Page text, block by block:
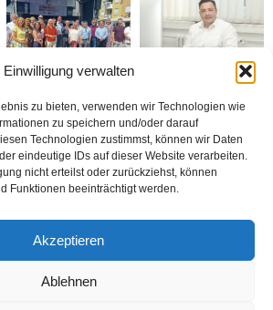
Einwilligung verwalten
zu bieten, verwenden wir Technologien wie
zu speichern und/oder darauf
Technologien zustimmst, können wir Daten
eindeutige IDs auf dieser Website verarbeiten.
nicht erteilst oder zurückziehst, können
Funktionen beeinträchtigt werden.
Akzeptieren
Ablehnen
Yabancılar Haftası
donduruldu
Bakım Sigortası
Danışmanlığı Yapıyoruz
sistemi ile çalışıyor